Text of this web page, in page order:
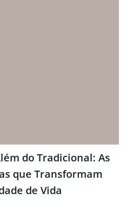
do Tradicional: As
que Transformam
de Vida